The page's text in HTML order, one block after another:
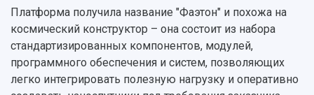
Центр истории авиационных двигателей
Ботанический сад
Умный дом бабочек
Международный межвузовский кампус
Сведения об образовательной организации
Платформа получила название "Фаэтон" и похожа на
космический конструктор – она состоит из набора
стандартизированных компонентов, модулей,
программного обеспечения и систем, позволяющих
легко интегрировать полезную нагрузку и оперативно